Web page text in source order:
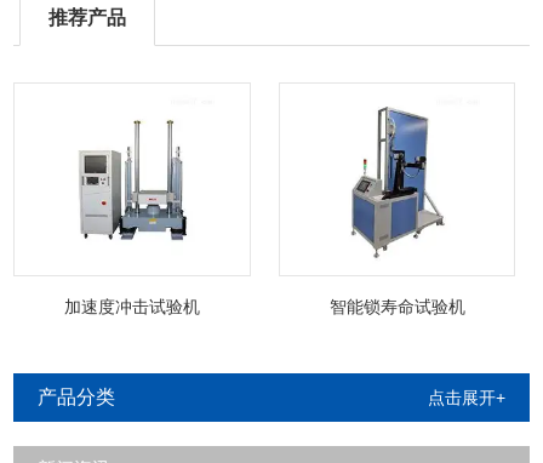
推荐产品
加速度冲击试验机 智能锁寿命试验机
产品分类 点击展开+